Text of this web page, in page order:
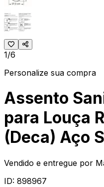
1/6
Personalize sua compra
Assento
para Louça
(Deca) Aço
Vendido e entregue por
ID: 898967